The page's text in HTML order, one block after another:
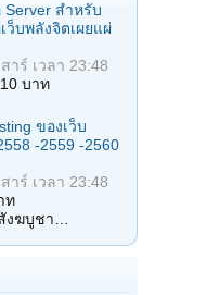
สำหรับ
ว็บพลังจิตเผยแผ่
สาร์ เวลา 23:48
บาท
ของเว็บ
-2559 -2560
สาร์ เวลา 23:48
ท
งฆบูชา…